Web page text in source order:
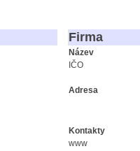
Firma
Název
IČO
Adresa
Kontakty
www